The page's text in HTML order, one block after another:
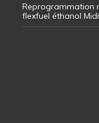
Reprogrammation
flexfuel éthanol